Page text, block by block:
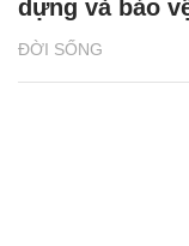
ĐỜI SỐNG
dựng và bảo